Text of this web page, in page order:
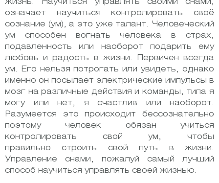
жизнь. Научиться управлять своими снами,
означает научиться контролировать своё
сознание (ум), а это уже талант. Человеческий
ум способен вогнать человека в страх,
подавленность или наоборот подарить ему
любовь и радость в жизни. Первичен всегда
ум. Его нельзя потрогать или увидеть, однако
именно он посылает электрические импульсы в
мозг на различные действия и команды, типа я
могу или нет, я счастлив или наоборот.
Разумеется это происходит бессознательно
поэтому человек обязан учиться
контролировать свой ум, чтобы
правильно строить свой путь в жизни.
Управление снами, пожалуй самый лучший
способ научиться управлять своей жизнью.